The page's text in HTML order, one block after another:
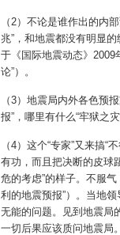
（2）不论是谁作出的内
兆”，和地震都没有明显
于《国际地震动态》2009
论”）。
（3）地震局内外各色预
报”，哪里有什么“牢狱之
（4）这个“专家”又来搞
有功，而且把决断的皮球
危的考虑”的样子。不服
利的地震预报”）。当地
无能的问题。见到地震局
一切后果应该质问地震局。